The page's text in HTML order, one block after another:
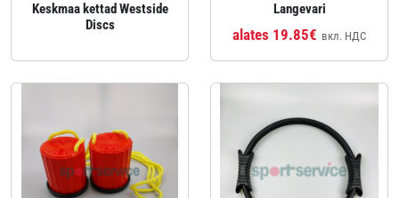
Keskmaa kettad Westside
Discs
Langevari
alates 19.85€ вкл. НДС